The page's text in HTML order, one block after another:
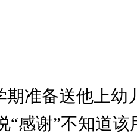
准备送他上幼
谢”不知道该